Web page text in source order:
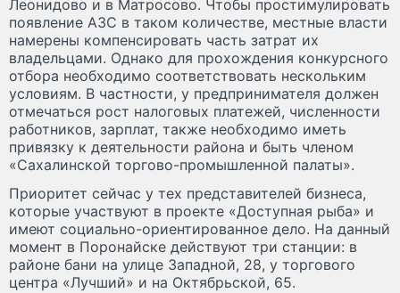
Леонидово и в Матросово. Чтобы простимулировать
появление АЗС в таком количестве, местные власти
намерены компенсировать часть затрат их
владельцами. Однако для прохождения конкурсного
отбора необходимо соответствовать нескольким
условиям. В частности, у предпринимателя должен
отмечаться рост налоговых платежей, численности
работников, зарплат, также необходимо иметь
привязку к деятельности района и быть членом
«Сахалинской торгово-промышленной палаты».
Приоритет сейчас у тех представителей бизнеса,
которые участвуют в проекте «Доступная рыба» и
имеют социально-ориентированное дело. На данный
момент в Поронайске действуют три станции: в
районе бани на улице Западной, 28, у торгового
центра «Лучший» и на Октябрьской, 65.